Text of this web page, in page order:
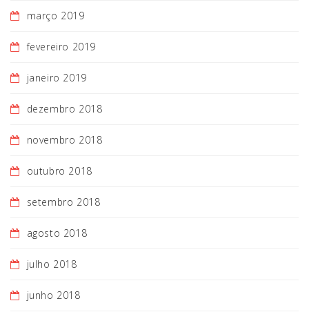
março 2019
fevereiro 2019
janeiro 2019
dezembro 2018
novembro 2018
outubro 2018
setembro 2018
agosto 2018
julho 2018
junho 2018